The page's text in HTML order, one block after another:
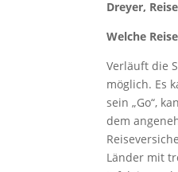
Dreyer,
Welche
Verläuft die
möglich. Es
sein „Go“,
dem
Länder mit